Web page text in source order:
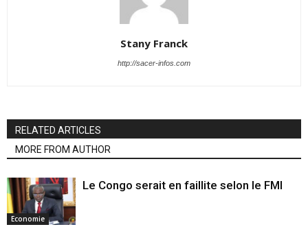
Stany Franck
http://sacer-infos.com
RELATED ARTICLES
MORE FROM AUTHOR
Economie
Le Congo serait en faillite selon le FMI